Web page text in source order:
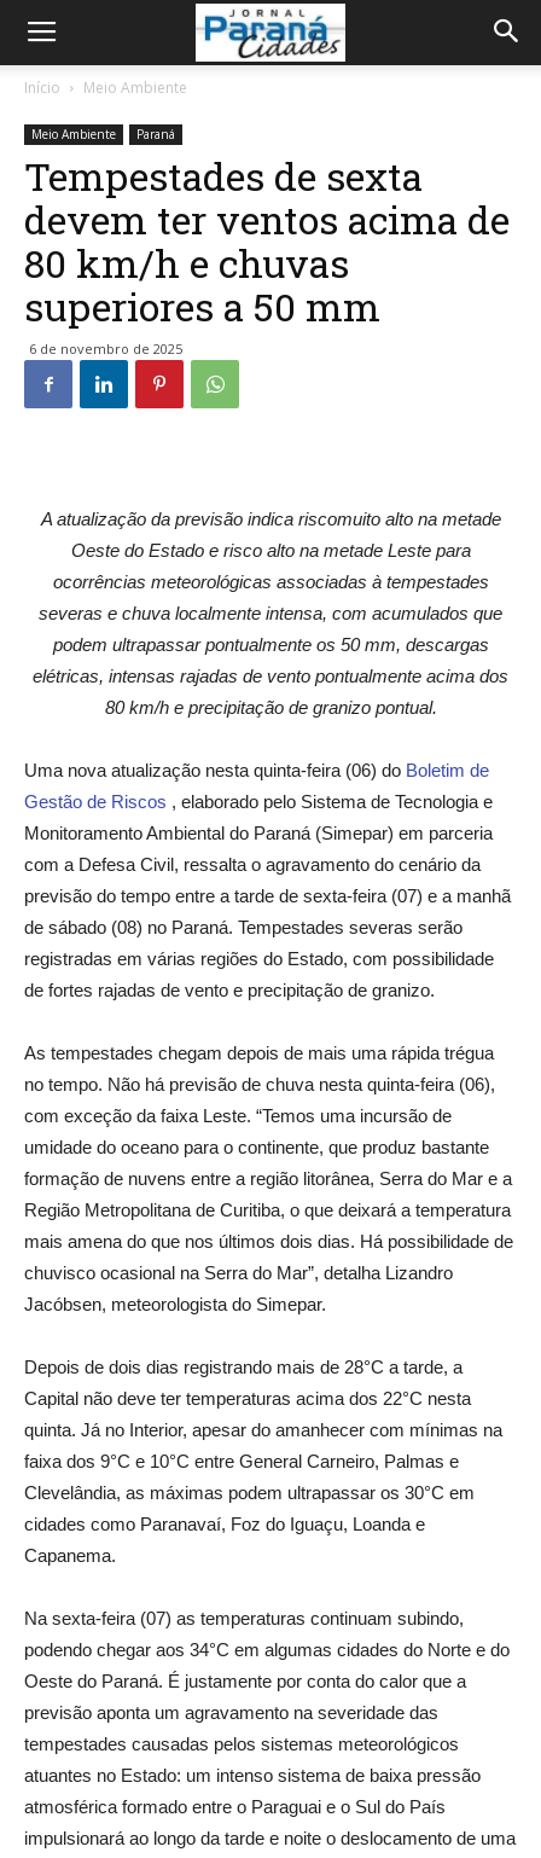
Início Meio Ambiente
Meio Ambiente Paraná
Tempestades de sexta
devem ter ventos acima de
80 km/h e chuvas
superiores a 50 mm
6 de novembro de 2025
A atualização da previsão indica riscomuito alto na metade
Oeste do Estado e risco alto na metade Leste para
ocorrências meteorológicas associadas à tempestades
severas e chuva localmente intensa, com acumulados que
podem ultrapassar pontualmente os 50 mm, descargas
elétricas, intensas rajadas de vento pontualmente acima dos
80 km/h e precipitação de granizo pontual.
Uma nova atualização nesta quinta-feira (06) do Boletim de
Gestão de Riscos , elaborado pelo Sistema de Tecnologia e
Monitoramento Ambiental do Paraná (Simepar) em parceria
com a Defesa Civil, ressalta o agravamento do cenário da
previsão do tempo entre a tarde de sexta-feira (07) e a manhã
de sábado (08) no Paraná. Tempestades severas serão
registradas em várias regiões do Estado, com possibilidade
de fortes rajadas de vento e precipitação de granizo.
As tempestades chegam depois de mais uma rápida trégua
no tempo. Não há previsão de chuva nesta quinta-feira (06),
com exceção da faixa Leste. “Temos uma incursão de
umidade do oceano para o continente, que produz bastante
formação de nuvens entre a região litorânea, Serra do Mar e a
Região Metropolitana de Curitiba, o que deixará a temperatura
mais amena do que nos últimos dois dias. Há possibilidade de
chuvisco ocasional na Serra do Mar”, detalha Lizandro
Jacóbsen, meteorologista do Simepar.
Depois de dois dias registrando mais de 28°C a tarde, a
Capital não deve ter temperaturas acima dos 22°C nesta
quinta. Já no Interior, apesar do amanhecer com mínimas na
faixa dos 9°C e 10°C entre General Carneiro, Palmas e
Clevelândia, as máximas podem ultrapassar os 30°C em
cidades como Paranavaí, Foz do Iguaçu, Loanda e
Capanema.
Na sexta-feira (07) as temperaturas continuam subindo,
podendo chegar aos 34°C em algumas cidades do Norte e do
Oeste do Paraná. É justamente por conta do calor que a
previsão aponta um agravamento na severidade das
tempestades causadas pelos sistemas meteorológicos
atuantes no Estado: um intenso sistema de baixa pressão
atmosférica formado entre o Paraguai e o Sul do País
impulsionará ao longo da tarde e noite o deslocamento de uma